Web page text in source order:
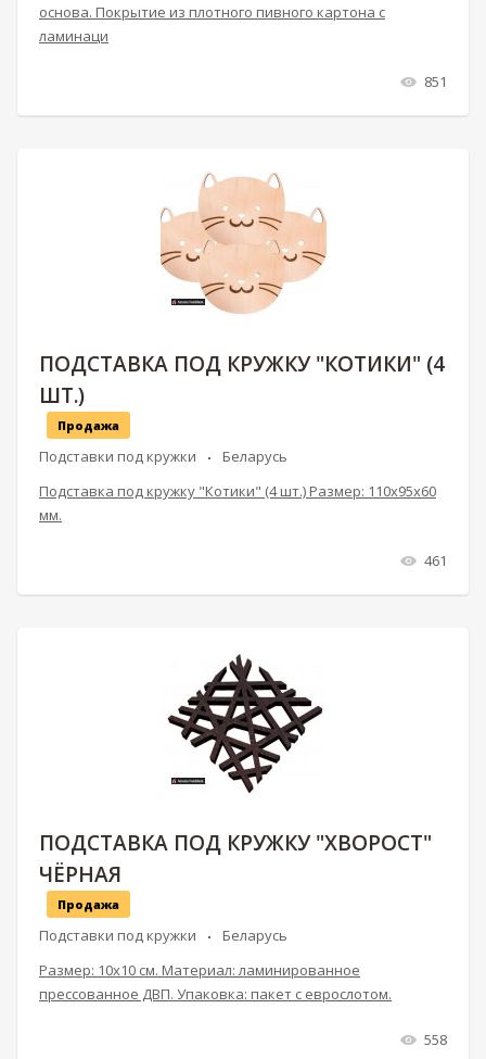
основа. Покрытие из плотного пивного картона с
ламинаци
851
ПОДСТАВКА ПОД КРУЖКУ "КОТИКИ" (4
ШТ.)
Продажа
Подставки под кружки
Беларусь
Подставка под кружку "Котики" (4 шт.) Размер: 110х95х60
мм.
461
ПОДСТАВКА ПОД КРУЖКУ "ХВОРОСТ"
ЧЁРНАЯ
Продажа
Подставки под кружки
Беларусь
Размер: 10х10 см. Материал: ламинированное
прессованное ДВП. Упаковка: пакет с еврослотом.
558